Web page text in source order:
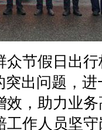
节假日出行
突出问题，
效，助力业
工作人员坚